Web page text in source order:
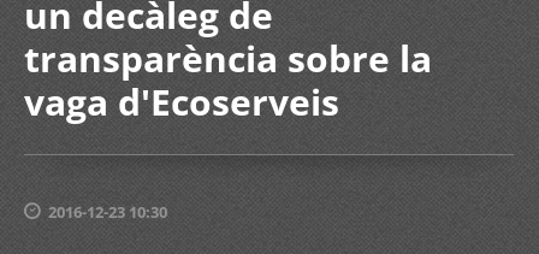
un decàleg de
transparència sobre la
vaga d'Ecoserveis
2016-12-23 10:30